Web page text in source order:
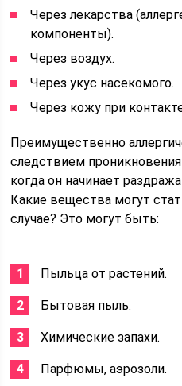
Через лекарства
компоненты).
Через воздух.
Через укус насекомого.
Через кожу при
Преимущественно
следствием проникновения
когда он начинает
Какие вещества могут
случае? Это могут быть:
Пыльца от растений.
Бытовая пыль.
Химические запахи.
Парфюмы, аэрозоли.